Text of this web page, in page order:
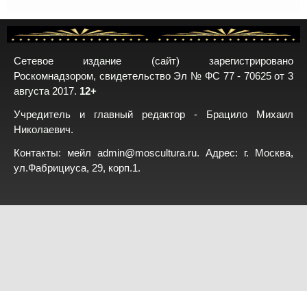
Сетевое издание (сайт) зарегистрировано
Роскомнадзором, свидетельство Эл № ФС 77 - 70625 от 3
августа 2017. 12+
Учредитель и главный редактор - Брацило Михаил
Николаевич.
Контакты: мейл admin@moscultura.ru. Адрес: г. Москва,
ул.Фабрициуса, 29, корп.1.